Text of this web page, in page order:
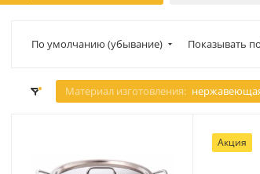
По умолчанию (убывание) Показывать
Материал изготовления:
Акция